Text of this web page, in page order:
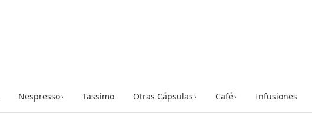
Nespresso› Tassimo Otras Cápsulas› Café› Infusiones